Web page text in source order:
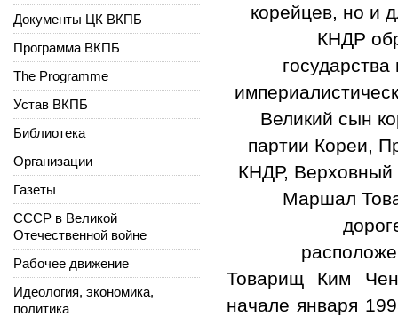
корейцев, но и
КНДР
Великий сын
партии Кореи,
КНДР, Верховный
Маршал
Товарищ Ким
начале января
Документы ЦК ВКПБ
Программа ВКПБ
The Programme
Устав ВКПБ
Библиотека
Организации
Газеты
СССР в Великой
Отечественной войне
Рабочее движение
Идеология, экономика,
политика